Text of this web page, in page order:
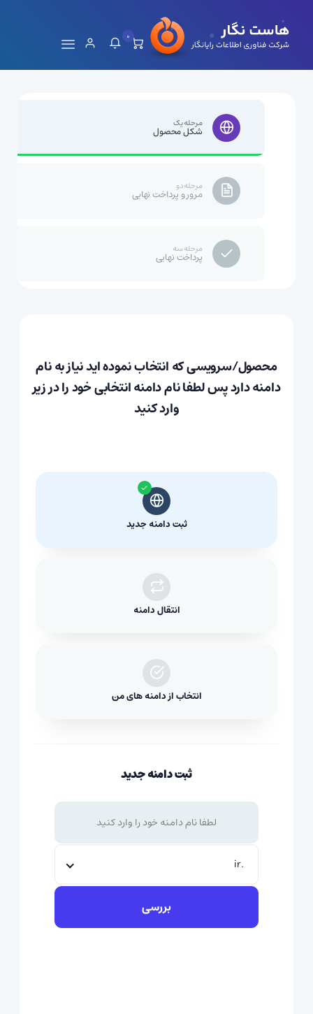
0
مرحله یک
شکل محصول
مرحله دو
مرور و پرداخت نهایی
مرحله سه
پرداخت نهایی
محصول/سرویسی که انتخاب نموده اید نیاز به نام
دامنه دارد پس لطفا نام دامنه انتخابی خود را در زیر
وارد کنید
ثبت دامنه جدید
انتقال دامنه
انتخاب از دامنه های من
ثبت دامنه جدید
.ir
بررسی